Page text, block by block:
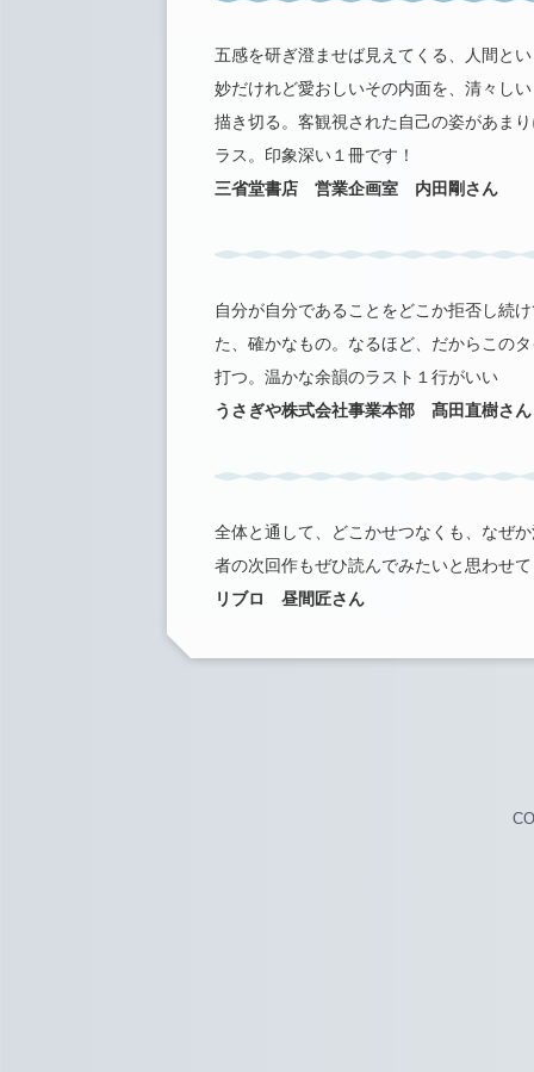
五感を研ぎ澄ませば見えてくる、人間と
妙だけれど愛おしいその内面を、清々し
描き切る。客観視された自己の姿があま
ラス。印象深い１冊です！
三省堂書店 営業企画室 内田剛さん
自分が自分であることをどこか拒否し続
た、確かなもの。なるほど、だからこの
打つ。温かな余韻のラスト１行がいい
うさぎや株式会社事業本部 髙田直樹さん
全体と通して、どこかせつなくも、なぜ
者の次回作もぜひ読んでみたいと思わせ
リブロ 昼間匠さん